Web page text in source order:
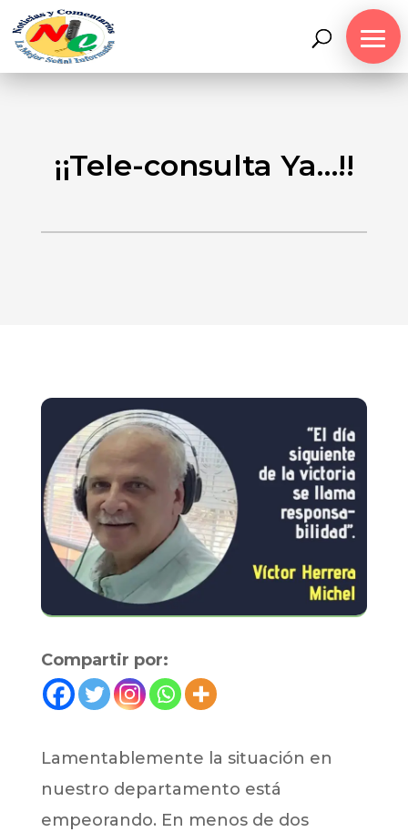
¡¡Tele-consulta Ya…!!
Compartir por:
Lamentablemente la situación en
nuestro departamento está
empeorando. En menos de dos